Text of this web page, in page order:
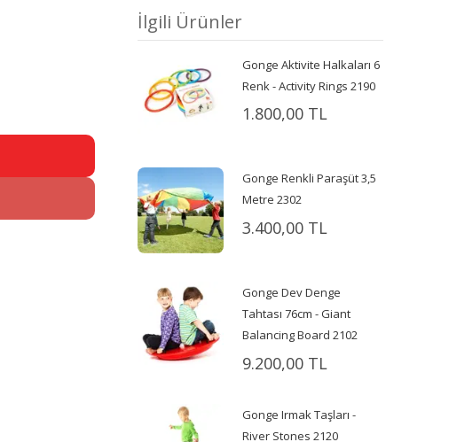
İlgili Ürünler
Gonge Aktivite Halkaları 6
Renk - Activity Rings 2190
1.800,00 TL
Gonge Renkli Paraşüt 3,5
Metre 2302
3.400,00 TL
Gonge Dev Denge
Tahtası 76cm - Giant
Balancing Board 2102
9.200,00 TL
Gonge Irmak Taşları -
River Stones 2120